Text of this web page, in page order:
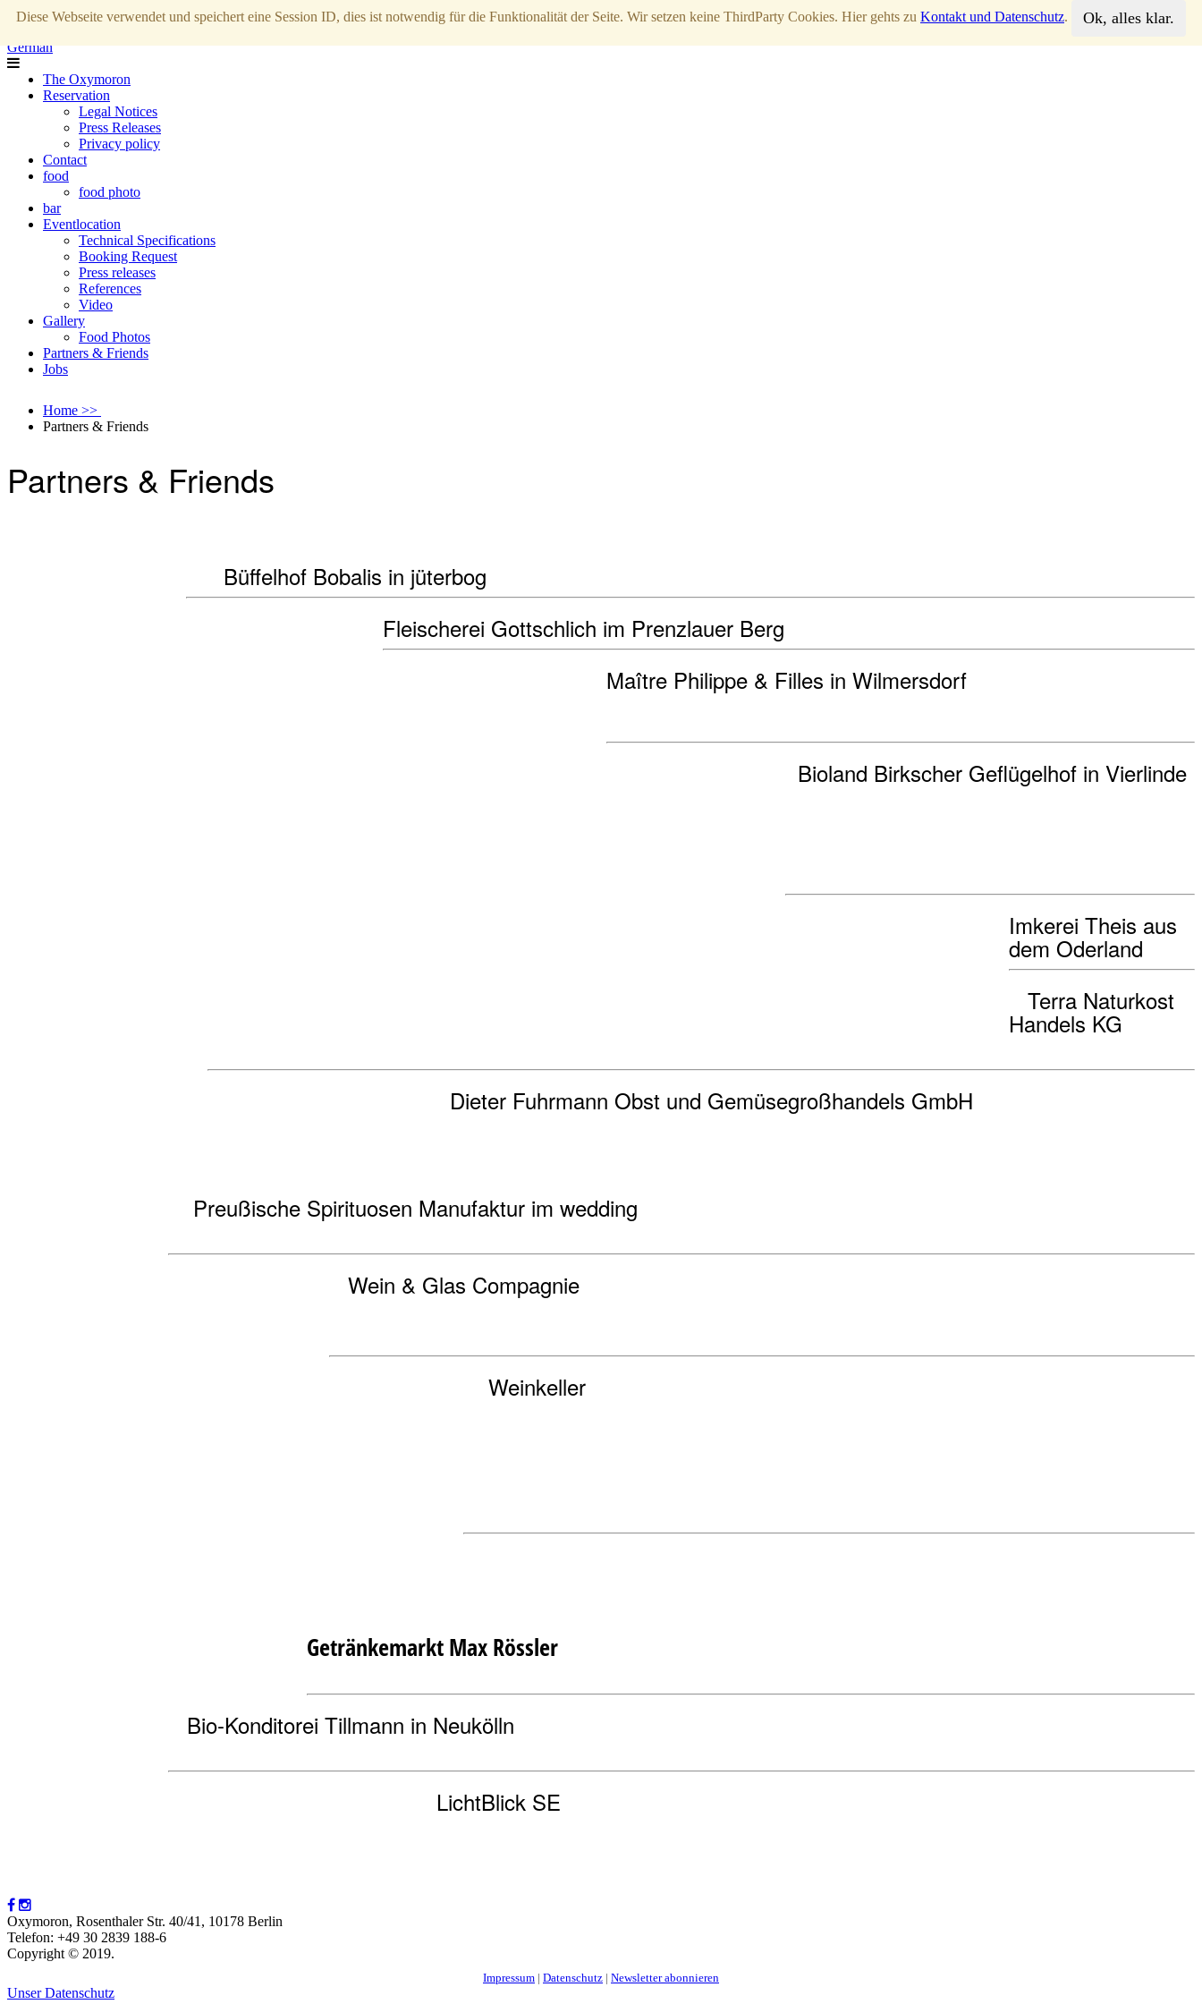
German
The Oxymoron
Reservation
Legal Notices
Press Releases
Privacy policy
Contact
food
food photo
bar
Eventlocation
Technical Specifications
Booking Request
Press releases
References
Video
Gallery
Food Photos
Partners & Friends
Jobs
Home >>
Partners & Friends
Partners & Friends
Büffelhof Bobalis in jüterbog
Fleischerei Gottschlich im Prenzlauer Berg
Maître Philippe & Filles in Wilmersdorf
Bioland Birkscher Geflügelhof in Vierlinde
Imkerei Theis aus
dem Oderland
Terra Naturkost
Handels KG
Dieter Fuhrmann Obst und Gemüsegroßhandels GmbH
Preußische Spirituosen Manufaktur im wedding
Wein & Glas Compagnie
Weinkeller
Getränkemarkt Max Rössler
Bio-Konditorei Tillmann in Neukölln
LichtBlick SE
Oxymoron, Rosenthaler Str. 40/41, 10178 Berlin
Telefon: +49 30 2839 188-6
Copyright © 2019.
Impressum | Datenschutz | Newsletter abonnieren
Unser Datenschutz
Diese Webseite verwendet und speichert eine Session ID, dies ist notwendig für die Funktionalität der Seite. Wir setzen keine ThirdParty Cookies. Hier gehts zu Kontakt und Datenschutz. Ok, alles klar.